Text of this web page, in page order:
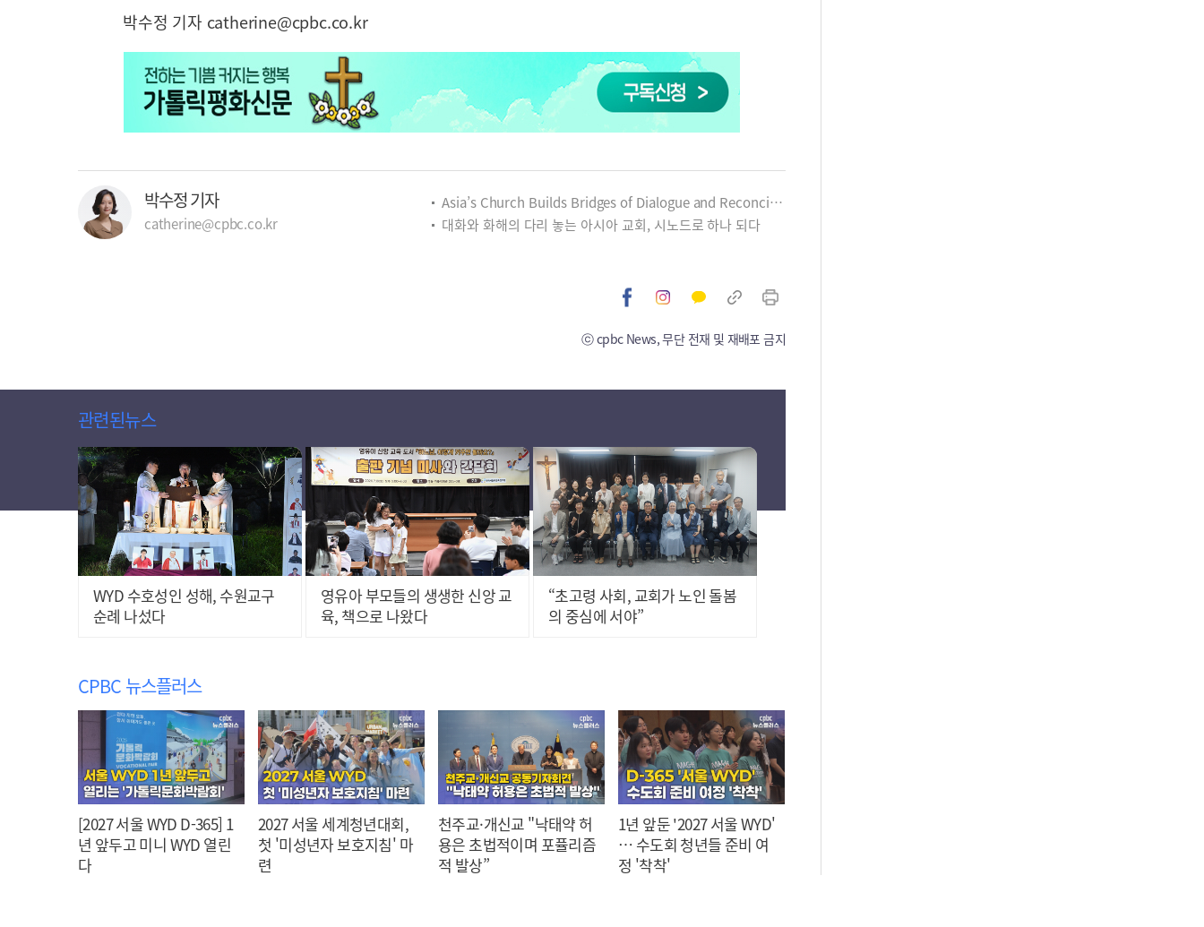
박수정 기자 catherine@cpbc.co.kr
박수정 기자
catherine@cpbc.co.kr
Asia’s Church Builds Bridges of Dialogue and Reconciliation, United Through Synod
대화와 화해의 다리 놓는 아시아 교회, 시노드로 하나 되다
ⓒ cpbc News, 무단 전재 및 재배포 금지
관련된뉴스
WYD 수호성인 성해, 수원교구
순례 나섰다
영유아 부모들의 생생한 신앙 교
육, 책으로 나왔다
“초고령 사회, 교회가 노인 돌봄
의 중심에 서야”
CPBC 뉴스플러스
[2027 서울 WYD D-365] 1
년 앞두고 미니 WYD 열린
다
2027 서울 세계청년대회,
첫 '미성년자 보호지침' 마
련
천주교·개신교 "낙태약 허
용은 초법적이며 포퓰리즘
적 발상”
1년 앞둔 '2027 서울 WYD'
… 수도회 청년들 준비 여
정 '착착'